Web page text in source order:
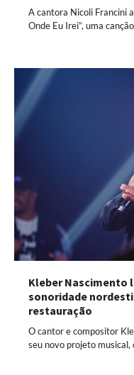
A cantora Nicoli Francini
Onde Eu Irei”, uma
Kleber Nascimento
sonoridade
restauração
O cantor e compositor
seu novo projeto musical,